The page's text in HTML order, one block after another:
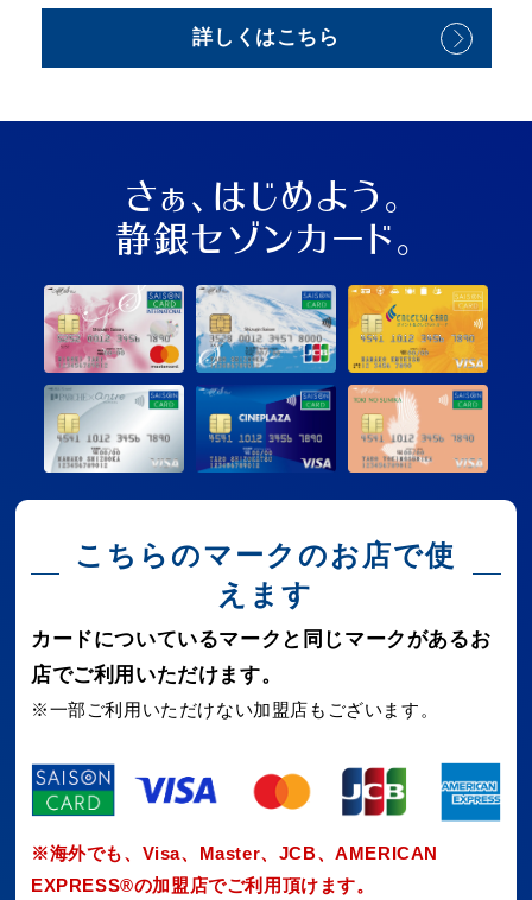
詳しくはこちら
さぁ、はじめよう。
静銀セゾンカード。
こちらのマークのお店で使
えます
カードについているマークと同じマークがあるお
店でご利用いただけます。
※一部ご利用いただけない加盟店もございます。
※海外でも、Visa、Master、JCB、AMERICAN
EXPRESS®の加盟店でご利用頂けます。